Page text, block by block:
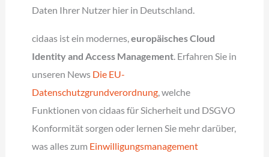
Daten Ihrer Nutzer hier in Deutschland.
cidaas ist ein modernes, europäisches Cloud
Identityand Access Management. Erfahren Sie in
unseren News Die EU-
Datenschutzgrundverordnung, welche
Funktionen von cidaas für Sicherheit und DSGVO
Konformität sorgen oder lernen Sie mehr darüber,
was alles zum Einwilligungsmanagement